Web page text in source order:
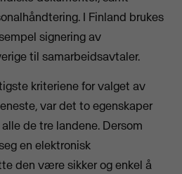
I Finland brukes
signering av
til samarbeidsavtaler.
kriteriene for valget av
var det to egenskaper
de tre landene. Dersom
en elektronisk
den være sikker og enkel å